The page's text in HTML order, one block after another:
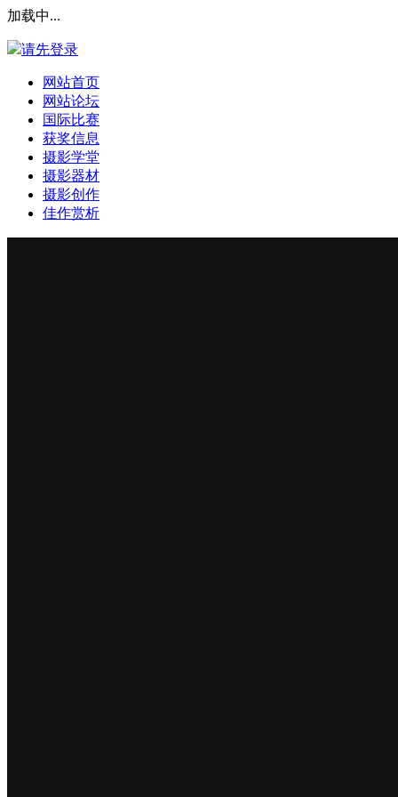
加载中...
请先登录
网站首页
网站论坛
国际比赛
获奖信息
摄影学堂
摄影器材
摄影创作
佳作赏析